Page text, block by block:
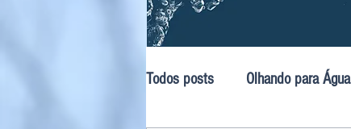
Todos posts Olhando para Água